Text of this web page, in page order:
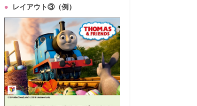
レイアウト③（例）